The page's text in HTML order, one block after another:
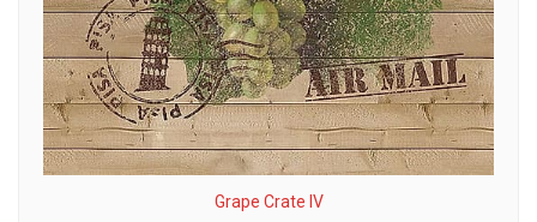
Grape Crate IV